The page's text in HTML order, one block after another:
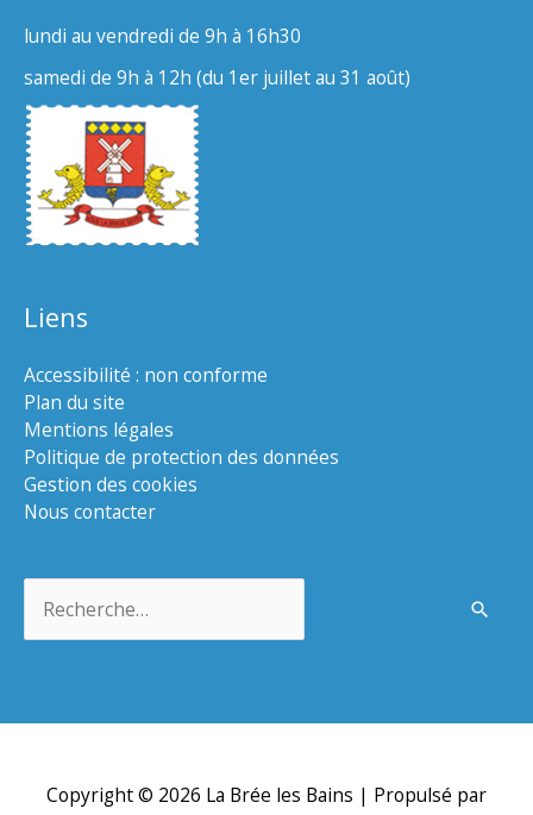
lundi au vendredi de 9h à 16h30
samedi de 9h à 12h (du 1er juillet au 31 août)
Liens
Accessibilité : non conforme
Plan du site
Mentions légales
Politique de protection des données
Gestion des cookies
Nous contacter
Copyright © 2026 La Brée les Bains | Propulsé par